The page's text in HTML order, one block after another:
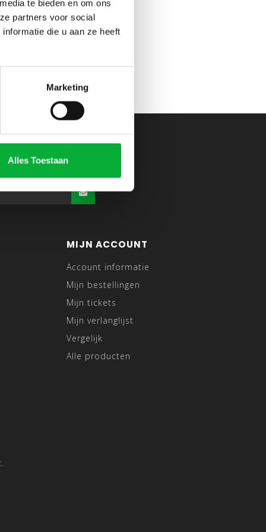
te bieden en om ons
partners voor social
die u aan ze heeft
Marketing
Alles Toestaan
MIJN ACCOUNT
Account informatie
Mijn bestellingen
Mijn tickets
Mijn verlanglijst
Vergelijk
Alle producten